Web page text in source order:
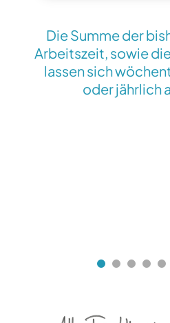
Die Summe der
Arbeitszeit, sowie
lassen sich
oder jährlich